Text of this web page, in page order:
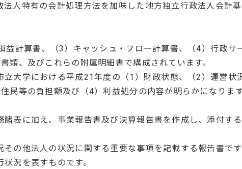
人特有の会計処理方法を加味した地方独立行政法人会計
益計算書、（3）キャッシュ・フロー計算書、（4）行政サ
類、及びこれらの附属明細書で構成されています。
立大学における平成21年度の（1）財政状態、（2）運営状
民等の負担額及び（4）利益処分の内容が明らかになります
表に加え、事業報告書及び決算報告書を作成し、添付す
の他法人の状況に関する重要な事項を記載する報告書で
況を表すものです。